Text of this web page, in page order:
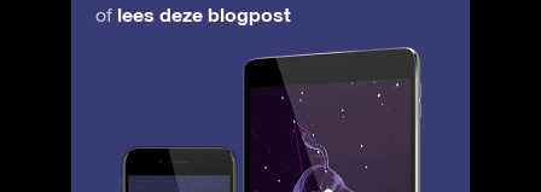
of lees deze blogpost